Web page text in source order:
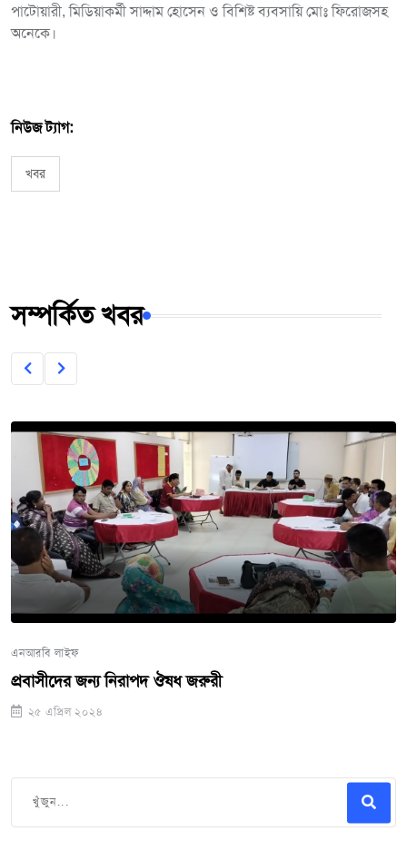
পাটোয়ারী, মিডিয়াকর্মী সাদ্দাম হোসেন ও বিশিষ্ট ব্যবসায়ি মোঃ ফিরোজসহ
অনেকে।
নিউজ ট্যাগ:
খবর
সম্পর্কিত খবর
এনআরবি লাইফ
প্রবাসীদের জন্য নিরাপদ ঔষধ জরুরী
২৫ এপ্রিল ২০২৪